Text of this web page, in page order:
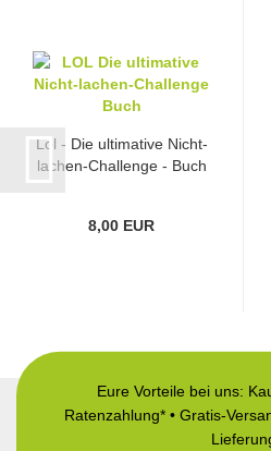
Lol - Die ultimative Nicht-
lachen-Challenge - Buch
8,00 EUR
Eure Vorteile bei uns:
Ratenzahlung* • Gratis-